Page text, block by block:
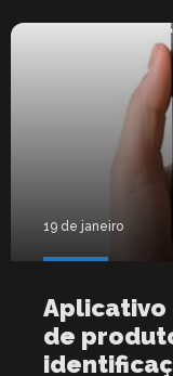
19 de janeiro
Aplicativo
de